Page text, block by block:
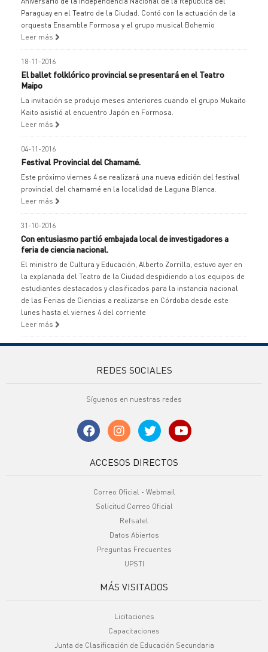
Paraguay en el Teatro de la Ciudad. Contó con la actuación de la
orquesta Ensamble Formosa y el grupo musical Bohemio
Leer más
18-11-2016
El ballet folklórico provincial se presentará en el Teatro
Maipo
La invitación se produjo meses anteriores cuando el grupo Mukaito
Kaito asistió al encuentro Japón en Formosa.
Leer más
04-11-2016
Festival Provincial del Chamamé.
Este próximo viernes 4 se realizará una nueva edición del festival
provincial del chamamé en la localidad de Laguna Blanca.
Leer más
31-10-2016
Con entusiasmo partió embajada local de investigadores a
feria de ciencia nacional.
El ministro de Cultura y Educación, Alberto Zorrilla, estuvo ayer en
la explanada del Teatro de la Ciudad despidiendo a los equipos de
estudiantes destacados y clasificados para la instancia nacional
de las Ferias de Ciencias a realizarse en Córdoba desde este
lunes hasta el viernes 4 del corriente
Leer más
REDES SOCIALES
Síguenos en nuestras redes
ACCESOS DIRECTOS
Correo Oficial - Webmail
Solicitud Correo Oficial
Refsatel
Datos Abiertos
Preguntas Frecuentes
UPSTI
MÁS VISITADOS
Licitaciones
Capacitaciones
Junta de Clasificación de Educación Secundaria